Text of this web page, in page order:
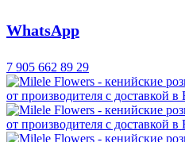
WhatsApp
7 905 662 89 29